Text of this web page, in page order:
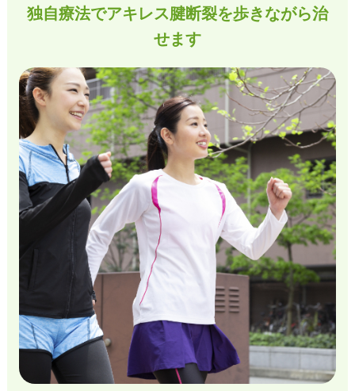
独自療法でアキレス腱断裂を歩きながら治
せます